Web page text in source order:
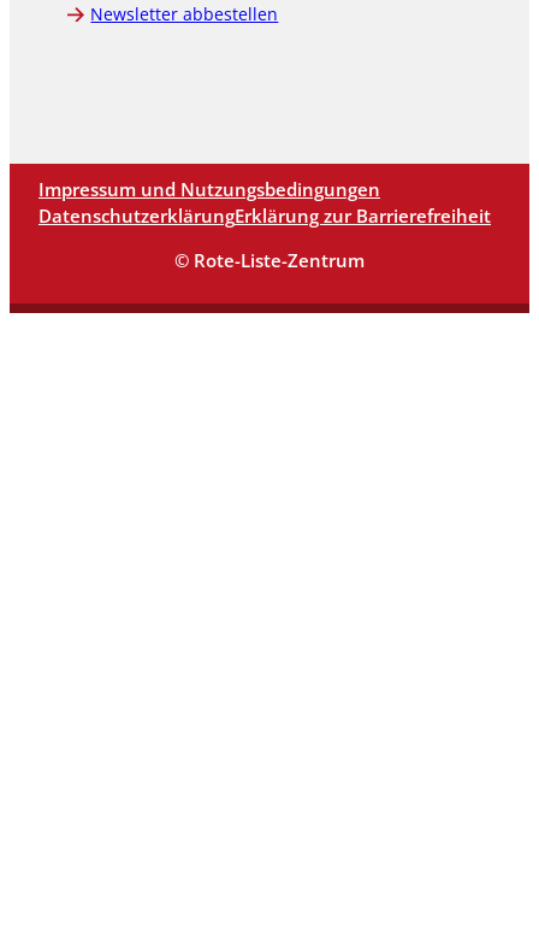
Newsletter abbestellen
Impressum und Nutzungsbedingungen
DatenschutzerklärungErklärung zur Barrierefreiheit
© Rote-Liste-Zentrum